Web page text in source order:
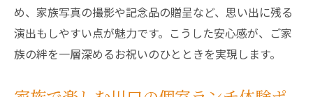
め、家族写真の撮影や記念品の贈呈など、思い出に残る
演出もしやすい点が魅力です。こうした安心感が、ご家
族の絆を一層深めるお祝いのひとときを実現します。